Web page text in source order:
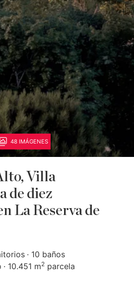
48 IMÁGENES
Villa
de diez
La Reserva de
10 baños
10.451 m2 parcela